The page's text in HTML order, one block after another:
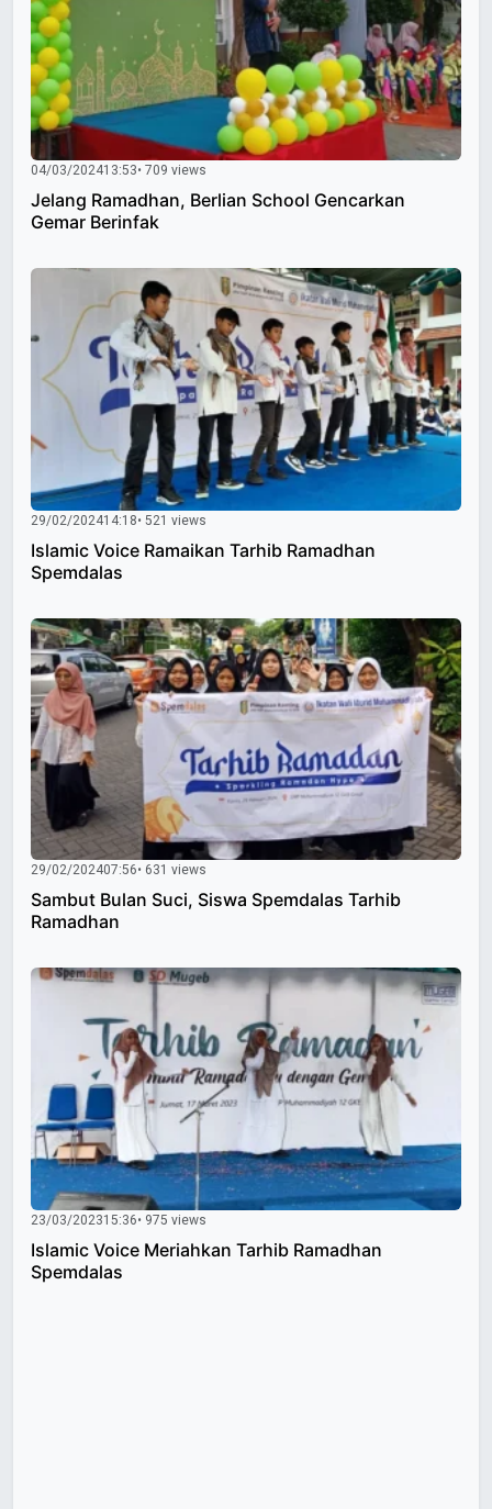
04/03/202413:53• 709 views
Jelang Ramadhan, Berlian School Gencarkan
Gemar Berinfak
29/02/202414:18• 521 views
Islamic Voice Ramaikan Tarhib Ramadhan
Spemdalas
29/02/202407:56• 631 views
Sambut Bulan Suci, Siswa Spemdalas Tarhib
Ramadhan
23/03/202315:36• 975 views
Islamic Voice Meriahkan Tarhib Ramadhan
Spemdalas